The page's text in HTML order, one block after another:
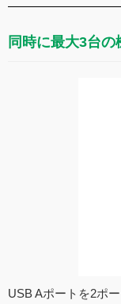
同時に最大3台
USB Aポートを2ポ